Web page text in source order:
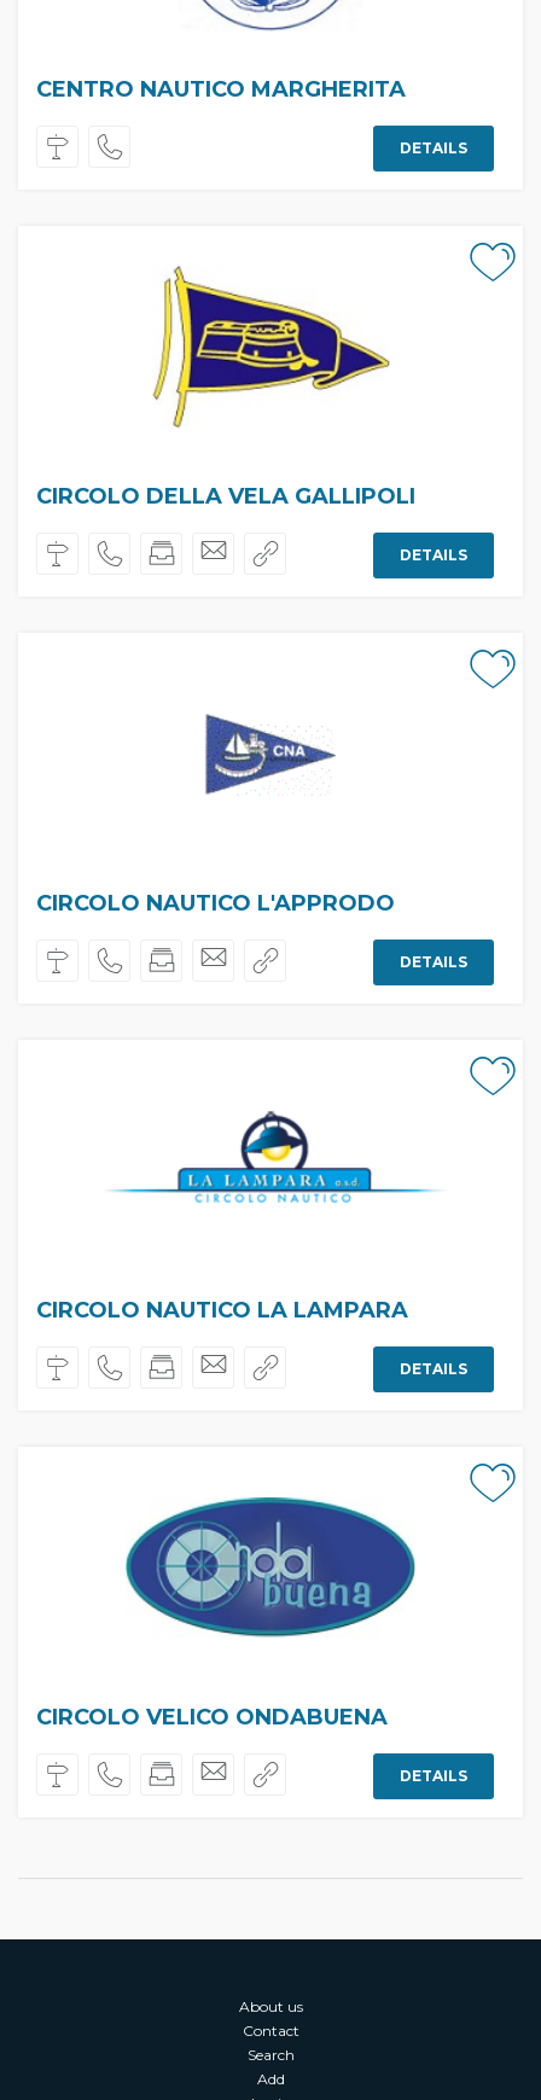
CENTRO NAUTICO MARGHERITA
DETAILS
CIRCOLO DELLA VELA GALLIPOLI
DETAILS
CIRCOLO NAUTICO L'APPRODO
DETAILS
CIRCOLO NAUTICO LA LAMPARA
DETAILS
CIRCOLO VELICO ONDABUENA
DETAILS
About us
Contact
Search
Add